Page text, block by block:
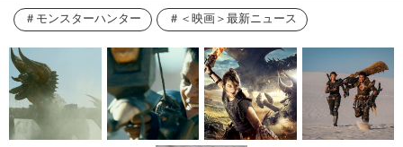
モンスターハンター ＜映画＞最新ニュース